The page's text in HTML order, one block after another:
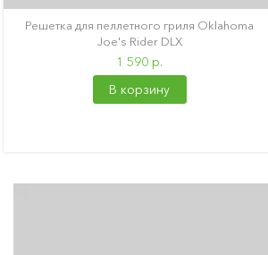
Решетка для пеллетного гриля Oklahoma
Joe's Rider DLX
1 590 р.
В корзину